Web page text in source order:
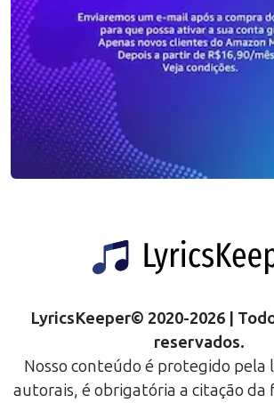
LyricsKeeper© 2020-2026|
reservados.
Nosso conteúdo é protegido pela
autorais, é obrigatória a citação da